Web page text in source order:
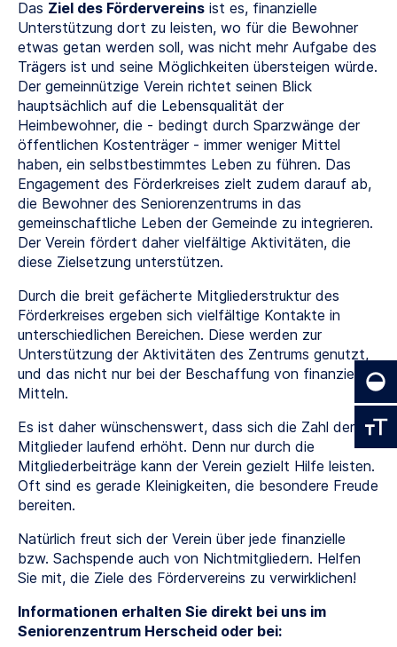
Das Ziel des Fördervereins ist es, finanzielle
Unterstützung dort zu leisten, wo für die Bewohner
etwas getan werden soll, was nicht mehr Aufgabe des
Trägers ist und seine Möglichkeiten übersteigen würde.
Der gemeinnützige Verein richtet seinen Blick
hauptsächlich auf die Lebensqualität der
Heimbewohner, die - bedingt durch Sparzwänge der
öffentlichen Kostenträger - immer weniger Mittel
haben, ein selbstbestimmtes Leben zu führen. Das
Engagement des Förderkreises zielt zudem darauf ab,
die Bewohner des Seniorenzentrums in das
gemeinschaftliche Leben der Gemeinde zu integrieren.
Der Verein fördert daher vielfältige Aktivitäten, die
diese Zielsetzung unterstützen.
Durch die breit gefächerte Mitgliederstruktur des
Förderkreises ergeben sich vielfältige Kontakte in
unterschiedlichen Bereichen. Diese werden zur
Unterstützung der Aktivitäten des Zentrums genutzt,
und das nicht nur bei der Beschaffung von finanziellen
Mitteln.
Es ist daher wünschenswert, dass sich die Zahl der
Mitglieder laufend erhöht. Denn nur durch die
Mitgliederbeiträge kann der Verein gezielt Hilfe leisten.
Oft sind es gerade Kleinigkeiten, die besondere Freude
bereiten.
Natürlich freut sich der Verein über jede finanzielle
bzw. Sachspende auch von Nichtmitgliedern. Helfen
Sie mit, die Ziele des Fördervereins zu verwirklichen!
Informationen erhalten Sie direkt bei uns im
Seniorenzentrum Herscheid oder bei: